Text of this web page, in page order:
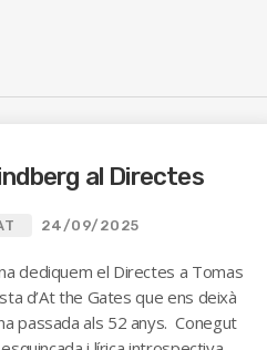
al Directes
24/09/2025
dediquem el Directes a Tomas
d’At the Gates que ens deixà
passada als 52 anys. Conegut